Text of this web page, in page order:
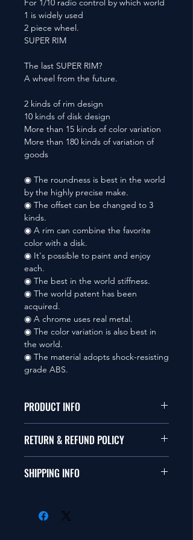
For 1/10 radio control by which world
1 is widely used
2 piece wheel.
SUPER RIM
The last SUPER RIM?
A wheel from the future.
2 kinds of rim design
10 kinds of disk design
More than 15 kinds of color variation
More than 180 kinds of variation of
goods
◉ The roundness is best in the world
by the highly precise make.
◉ The offset can be changed to 3
kinds.
◉ A rim can combine the favorite
color with a disk.
◉ It's possible to paint and enjoy
each.
◉ The best in the world stiffness.
◉ The world patent has been
acquired.
◉ A chrome uses real metal.
◉ The color variation is also best in
the world.
◉ The material adopts shock-resisting
grade ABS.
PRODUCT INFO
本品は1/10サイズのラジオコント
This items fit in with 1/10 sizes of
RETURN & REFUND POLICY
商品に明らかな欠陥がないかぎり
isn't accepted in goods.
SHIPPING INFO
します。海外への出荷は入金確認